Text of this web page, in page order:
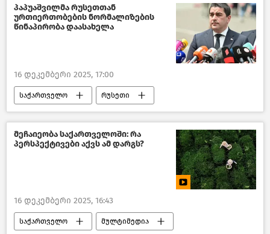
კრიმინალი საქართველოში
ბრძოლა ნარკოდანაშაულთან
პაპუაშვილმა რუსეთთან
ურთიერთობების ნორმალიზების
წინაპირობა დაასახელა
16 დეკემბერი 2025, 17:00
საქართველო რუსეთი
ქართულ–რუსული ურთიერთობები
პოლიტიკა საქართველოში
საქართველოს საგარეო პოლიტიკა
საქართველოს პარლამენტის თავმჯდომარე
მეჩაიეობა საქართველოში: რა
პერსპექტივები აქვს ამ დარგს?
16 დეკემბერი 2025, 16:43
საქართველო მულტიმედია